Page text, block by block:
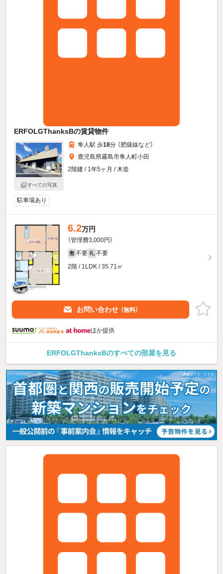
ERFOLGThanksBの賃貸物件
すべての写真
隼人駅 歩18分 （肥薩線など）
鹿児島県霧島市隼人町小田
2階建 / 1年5ヶ月 / 木造
駐車場あり
6.2万円
（管理費3,000円）
敷 不要 礼 不要
2階 / 1LDK / 35.71㎡
お問い合わせ （無料）
ほか提供
ERFOLGThanksBのすべての部屋を見る